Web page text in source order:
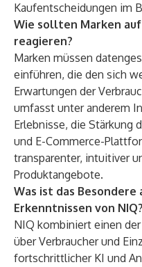
Kaufentscheidungen im
Wie sollten Marken
reagieren?
Marken müssen
einführen, die den sich
Erwartungen der
umfasst unter anderem
Erlebnisse, die Stärkung
und E-Commerce-
transparenter, intuitiver
Produktangebote.
Was ist das Besondere
Erkenntnissen von NIQ?
NIQ kombiniert einen
über Verbraucher und
fortschrittlicher KI und